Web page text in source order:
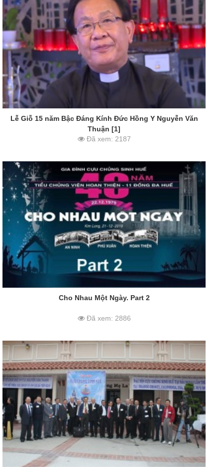
Lễ Giỗ 15 năm Bậc Đáng Kính Đức Hồng Y Nguyễn Văn
Thuận [1]
Đã xem: 2187
Cho Nhau Một Ngày. Part 2
Đã xem: 2886